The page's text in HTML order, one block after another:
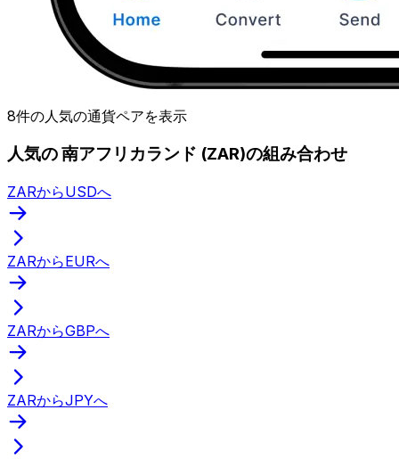
8件の人気の通貨ペアを表示
人気の 南アフリカランド (ZAR)の組み合わせ
ZARからUSDへ
ZARからEURへ
ZARからGBPへ
ZARからJPYへ